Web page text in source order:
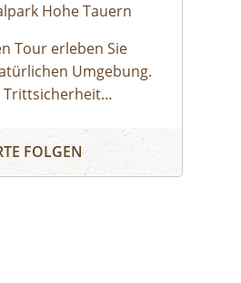
Hohe Tauern
Tour erleben Sie
Umgebung.
Trittsicherheit
und liefern sich
schmalen Graten.
FOLGEN